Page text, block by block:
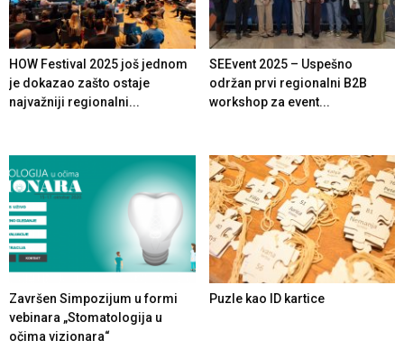
HOW Festival 2025 još jednom
je dokazao zašto ostaje
najvažniji regionalni...
SEEvent 2025 – Uspešno
održan prvi regionalni B2B
workshop za event...
Završen Simpozijum u formi
vebinara „Stomatologija u
očima vizionara“
Puzle kao ID kartice